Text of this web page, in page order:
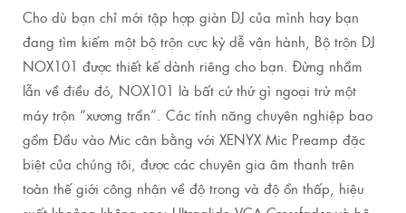
Cho dù bạn chỉ mới tập hợp giàn DJ của mình hay bạn
đang tìm kiếm một bộ trộn cực kỳ dễ vận hành, Bộ trộn DJ
NOX101 được thiết kế dành riêng cho bạn. Đừng nhầm
lẫn về điều đó, NOX101 là bất cứ thứ gì ngoại trừ một
máy trộn “xương trần”. Các tính năng chuyên nghiệp bao
gồm Đầu vào Mic cân bằng với XENYX Mic Preamp đặc
biệt của chúng tôi, được các chuyên gia âm thanh trên
toàn thế giới công nhận về độ trong và độ ồn thấp, hiệu